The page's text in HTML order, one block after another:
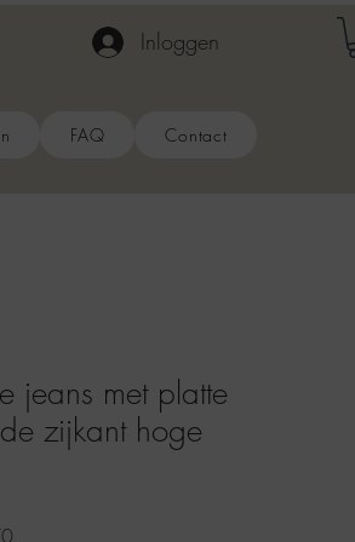
Inloggen
FAQ Contact
jeans met platte
zijkant hoge